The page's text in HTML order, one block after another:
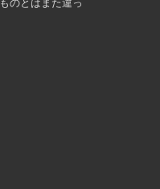
のとはまた違っ